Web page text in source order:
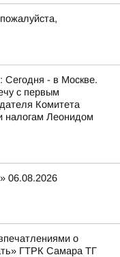
- в Москве.
с первым
Комитета
налогам Леонидом
06.08.2026
о
ГТРК Самара ТГ